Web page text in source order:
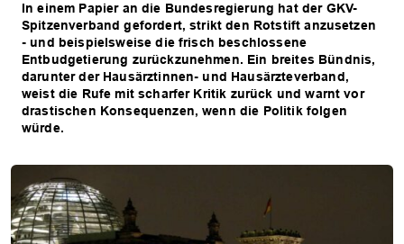
In einem Papier an die Bundesregierung hat der GKV-
Spitzenverband gefordert, strikt den Rotstift anzusetzen
- und beispielsweise die frisch beschlossene
Entbudgetierung zurückzunehmen. Ein breites Bündnis,
darunter der Hausärztinnen- und Hausärzteverband,
weist die Rufe mit scharfer Kritik zurück und warnt vor
drastischen Konsequenzen, wenn die Politik folgen
würde.